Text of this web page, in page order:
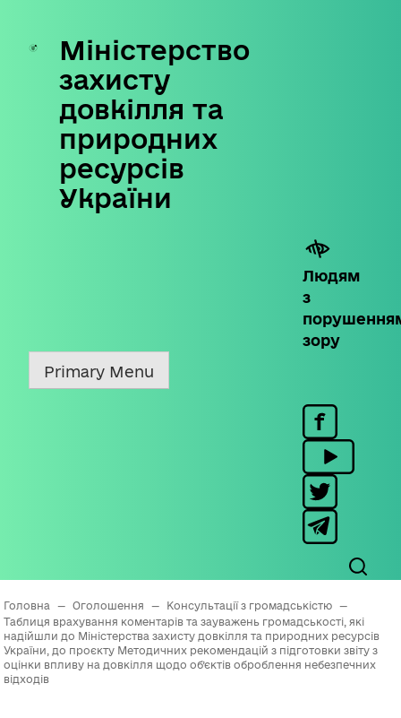
Skip
content
Міністерство
захисту
довкілля та
природних
ресурсів
України
Людям
з
зору
Primary Menu
Головна — Оголошення — Консультації з громадськістю
—
Таблиця врахування коментарів та зауважень громадськості, які
надійшли до Міністерства захисту довкілля та природних ресурсів
України, до проєкту Методичних рекомендацій з підготовки звіту з
оцінки впливу на довкілля щодо об’єктів оброблення небезпечних
відходів